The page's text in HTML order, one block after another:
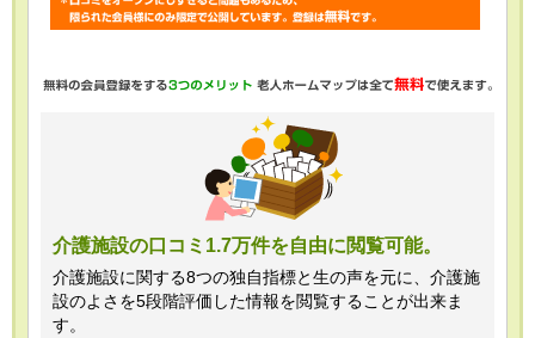
けます。
最適なご回答ができない場合がありま
・当ホームページではご利用状況の統計
調査のためクッキー等を用いております
が、これによる個人情報の取得、利用は
行っておりません。
介護施設の口コミ1.7万件を自由に閲覧可能。
介護施設に関する8つの独自指標と生の声を元に、介護施
設のよさを5段階評価した情報を閲覧することが出来ま
す。